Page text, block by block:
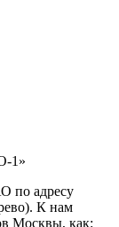
1»
по адресу
К нам
Москвы, как: